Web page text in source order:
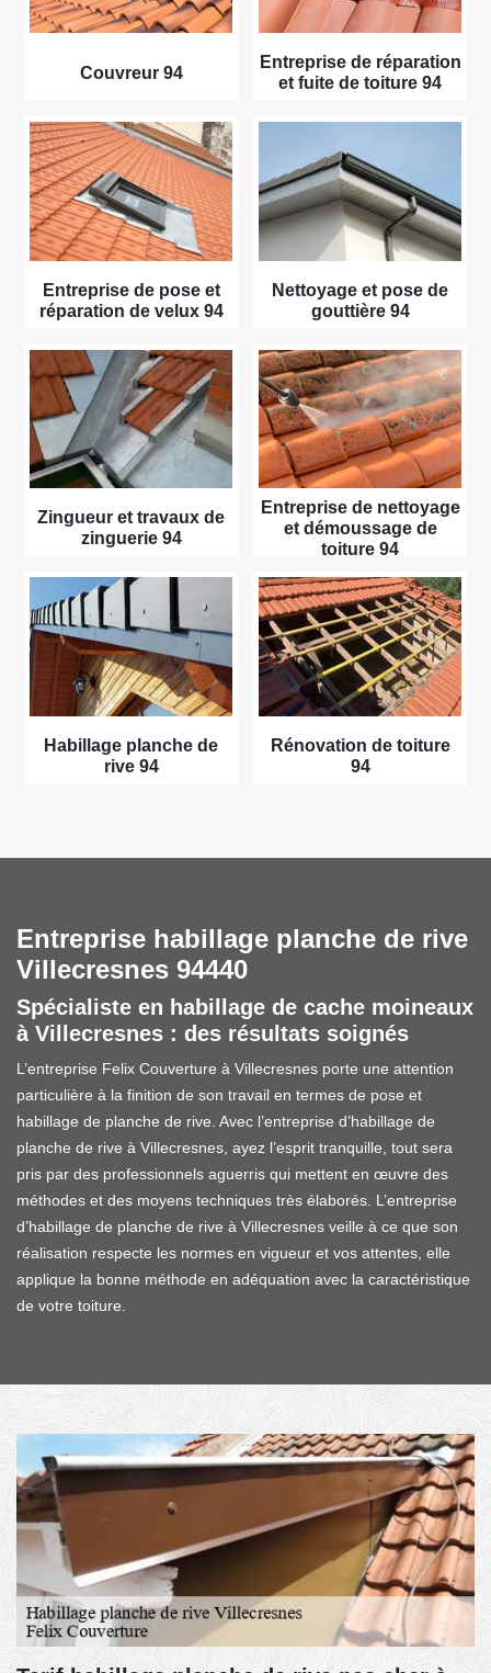
Couvreur 94
Entreprise de réparation
et fuite de toiture 94
Entreprise de pose et
réparation de velux 94
Nettoyage et pose de
gouttière 94
Zingueur et travaux de
zinguerie 94
Entreprise de nettoyage
et démoussage de
toiture 94
Habillage planche de
rive 94
Rénovation de toiture
94
Entreprise habillage planche de rive
Villecresnes 94440
Spécialiste en habillage de cache moineaux
à Villecresnes : des résultats soignés
L’entreprise Felix Couverture à Villecresnes porte une attention
particulière à la finition de son travail en termes de pose et
habillage de planche de rive. Avec l’entreprise d’habillage de
planche de rive à Villecresnes, ayez l’esprit tranquille, tout sera
pris par des professionnels aguerris qui mettent en œuvre des
méthodes et des moyens techniques très élaborés. L’entreprise
d’habillage de planche de rive à Villecresnes veille à ce que son
réalisation respecte les normes en vigueur et vos attentes, elle
applique la bonne méthode en adéquation avec la caractéristique
de votre toiture.